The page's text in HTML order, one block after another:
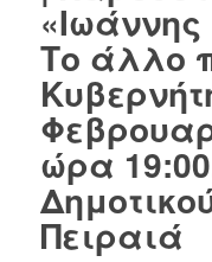
Το άλλο
ώρα
Πειραιά